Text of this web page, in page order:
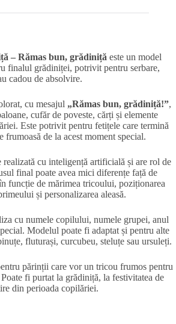
– Rămas bun, grădiniță este un model
finalul grădiniței, potrivit pentru serbare,
cadou de absolvire.
cu mesajul „Rămas bun, grădiniță!”,
cufăr de poveste, cărți și elemente
Este potrivit pentru fetițele care termină
de la acest moment special.
realizată cu inteligență artificială și are rol de
final poate avea mici diferențe față de
funcție de mărimea tricoului, poziționarea
și personalizarea aleasă.
cu numele copilului, numele grupei, anul
Modelul poate fi adaptat și pentru alte
fluturași, curcubeu, steluțe sau ursuleți.
părinții care vor un tricou frumos pentru
fi purtat la grădiniță, la festivitatea de
din perioada copilăriei.